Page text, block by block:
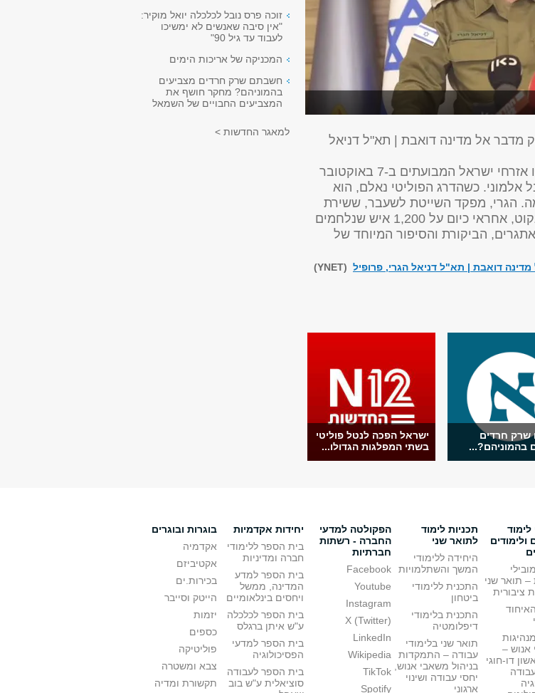
מדבר אל מדינה דואבת | תא"ל דניאל
הדמות הרשמית הראשונה שראו אזרחי ישראל המבועתים ב-7 באוקטובר
אלמוני. כשהדרג הפוליטי נאלם, הוא
הגרי, מפקד השייטת לשעבר, ששירת
בלשכות הרמטכ"ל של גנץ ואיזנקוט, אחראי כיום על 1,200 איש שנלחמים
הביקורת והסיפור המיוחד של
דואבת | תא"ל דניאל הגרי, פרופיל (YNET)
חרדים
בהמוניהם?...
ישראל הפכה לנטל פוליטי
בשתי המפלגות הגדולו...
זוכה פרס נובל לכלכלה יואל מוקיר:
"אין סיבה שאנשים לא ימשיכו
לעבוד עד גיל 90"
המכניקה של אריכות הימים
חשבתם שרק חרדים מצביעים
בהמוניהם? מחקר חושף את
המצביעים החבויים של השמאל
למאגר החדשות >
לימוד
ולימודים
– תואר שני
ציבורית
אנוש –
דו-חוגי
תכניות לימוד
לתואר שני
היחידה ללימודי
המשך והשתלמויות
התכנית ללימודי
ביטחון
התכנית בלימודי
דיפלומטיה
תואר שני בלימודי
עבודה – התמקדות
בניהול משאבי אנוש,
יחסי עבודה ושינוי
ארגוני
הפקולטה למדעי
החברה - רשתות
חברתיות
Facebook
Youtube
Instagram
X (Twitter)
LinkedIn
Wikipedia
TikTok
Spotify
יחידות אקדמיות
בית הספר ללימודי
חברה ומדיניות
בית הספר למדע
המדינה, ממשל
ויחסים בינלאומיים
בית הספר לכלכלה
ע"ש איתן ברגלס
בית הספר למדעי
הפסיכולוגיה
בית הספר לעבודה
סוציאלית ע"ש בוב
בוגרות ובוגרים
אקדמיה
אקטיביזם
בכירות.ים
הייטק וסייבר
יזמות
כספים
פוליטיקה
צבא ומשטרה
תקשורת ומדיה